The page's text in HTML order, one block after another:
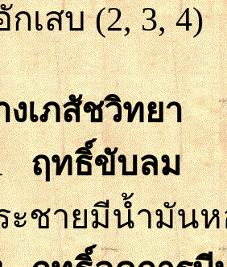
กเสบ(2, 3, 4)
เภสัชวิทยา
ฤทธิ์ขับลม
ยมีน้ำมันหอ